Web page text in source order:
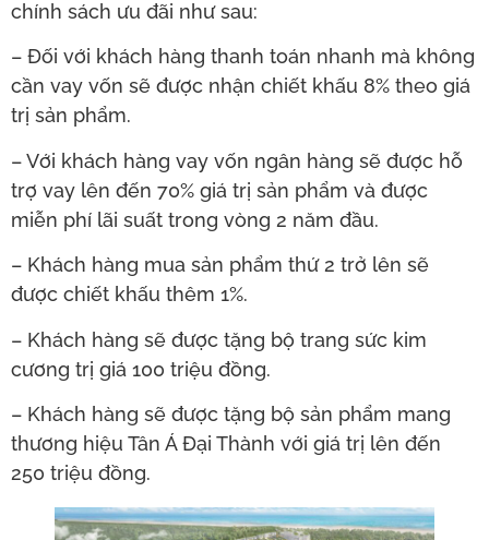
chính sách ưu đãi như sau:
– Đối với khách hàng thanh toán nhanh mà không
cần vay vốn sẽ được nhận chiết khấu 8% theo giá
trị sản phẩm.
– Với khách hàng vay vốn ngân hàng sẽ được hỗ
trợ vay lên đến 70% giá trị sản phẩm và được
miễn phí lãi suất trong vòng 2 năm đầu.
– Khách hàng mua sản phẩm thứ 2 trở lên sẽ
được chiết khấu thêm 1%.
– Khách hàng sẽ được tặng bộ trang sức kim
cương trị giá 100 triệu đồng.
– Khách hàng sẽ được tặng bộ sản phẩm mang
thương hiệu Tân Á Đại Thành với giá trị lên đến
250 triệu đồng.